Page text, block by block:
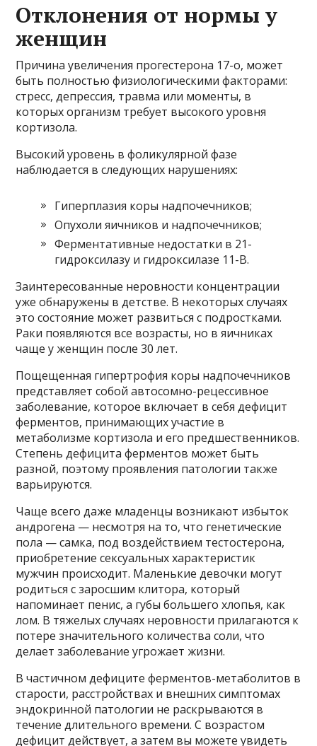
Отклонения от нормы у
женщин
Причина увеличения прогестерона 17-о, может
быть полностью физиологическими факторами:
стресс, депрессия, травма или моменты, в
которых организм требует высокого уровня
кортизола.
Высокий уровень в фоликулярной фазе
наблюдается в следующих нарушениях:
Гиперплазия коры надпочечников;
Опухоли яичников и надпочечников;
Ферментативные недостатки в 21-
гидроксилазу и гидроксилазе 11-B.
Заинтересованные неровности концентрации
уже обнаружены в детстве. В некоторых случаях
это состояние может развиться с подростками.
Раки появляются все возрасты, но в яичниках
чаще у женщин после 30 лет.
Пощещенная гипертрофия коры надпочечников
представляет собой автосомно-рецессивное
заболевание, которое включает в себя дефицит
ферментов, принимающих участие в
метаболизме кортизола и его предшественников.
Степень дефицита ферментов может быть
разной, поэтому проявления патологии также
варьируются.
Чаще всего даже младенцы возникают избыток
андрогена — несмотря на то, что генетические
пола — самка, под воздействием тестостерона,
приобретение сексуальных характеристик
мужчин происходит. Маленькие девочки могут
родиться с заросшим клитора, который
напоминает пенис, а губы большего хлопья, как
лом. В тяжелых случаях неровности прилагаются к
потере значительного количества соли, что
делает заболевание угрожает жизни.
В частичном дефиците ферментов-метаболитов в
старости, расстройствах и внешних симптомах
эндокринной патологии не раскрываются в
течение длительного времени. С возрастом
дефицит действует, а затем вы можете увидеть